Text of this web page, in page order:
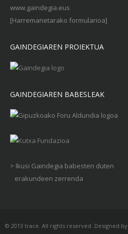
www.gaindegia.eus
[Harremanetarako formularioa]
GAINDEGIAREN PROIEKTUA
GAINDEGIAREN BABESLEAK
> Ikusi Gaindegia babesten duten
erakundeen zerrenda
© 2013 trace. All rights reserved. Designed by